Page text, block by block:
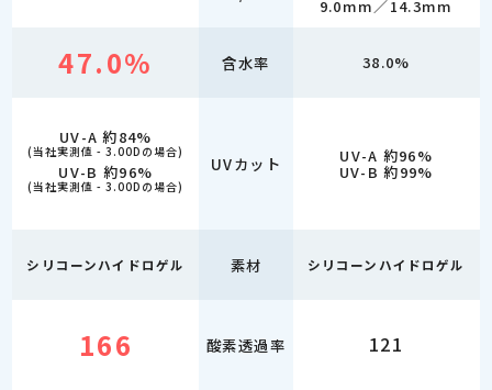
47.0%
UV-A 約84%
(当社実測値 - 3.00Dの場合)
UV-B 約96%
(当社実測値 - 3.00Dの場合)
シリコーンハイドロゲル
166
含水率
UVカット
素材
酸素透過率
9.0mm／14.3mm
38.0%
UV-A 約96%
UV-B 約99%
シリコーンハイドロゲル
121